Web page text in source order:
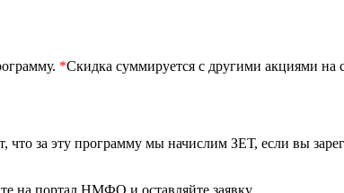
*Скидка суммируется с другими акциями на
за эту программу мы начислим ЗЕТ, если вы